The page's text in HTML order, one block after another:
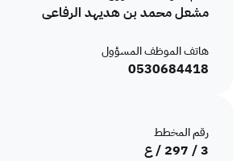
طول الحد الشرقي عشرة متر و
نوع الحد الغربي
نوع الحد الجنوبي
مشعل محمد بن هديهد الرفاعى
هاتف الموظف المسؤول
0530684418
رقم المخطط
3 / 297 / ع